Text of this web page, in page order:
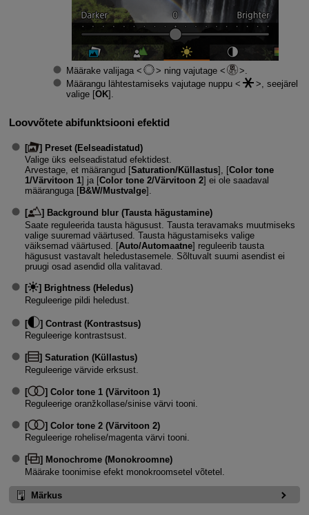
Määrake valijaga ning vajutage
Määrangu lähtestamiseks vajutage nuppu
, seejärel
valige [OK].
Loovvõtete abifunktsiooni efektid
[ ] Preset (Eelseadistatud)
Valige üks eelseadistatud efektidest.
Arvestage, et määrangud [Saturation/Küllastus], [Color tone
1/Värvitoon 1] ja [Color tone 2/Värvitoon 2] ei ole saadaval
määranguga [B&W/Mustvalge].
[ ] Background blur (Tausta hägustamine)
Saate reguleerida tausta hägusust. Tausta teravamaks muutmiseks
valige suuremad väärtused. Tausta hägustamiseks valige
väiksemad väärtused. [Auto/Automaatne] reguleerib tausta
hägusust vastavalt heledustasemele. Sõltuvalt suumi asendist ei
pruugi osad asendid olla valitavad.
[ ] Brightness (Heledus)
Reguleerige pildi heledust.
[ ] Contrast (Kontrastsus)
Reguleerige kontrastsust.
[ ] Saturation (Küllastus)
Reguleerige värvide erksust.
[ ] Color tone 1 (Värvitoon 1)
Reguleerige oranžkollase/sinise värvi tooni.
[ ] Color tone 2 (Värvitoon 2)
Reguleerige rohelise/magenta värvi tooni.
[ ] Monochrome (Monokroomne)
Määrake toonimise efekt monokroomsetel võtetel.
Märkus